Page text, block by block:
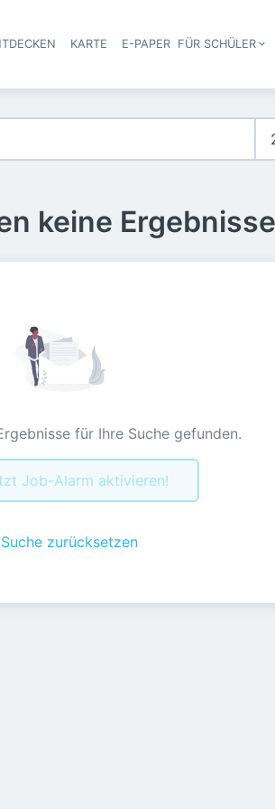
Haupt-Navigation
KARTE E-PAPER FÜR SCHÜLER
keine
für Ihre Suche gefunden.
Job-Alarm aktivieren!
Suche zurücksetzen